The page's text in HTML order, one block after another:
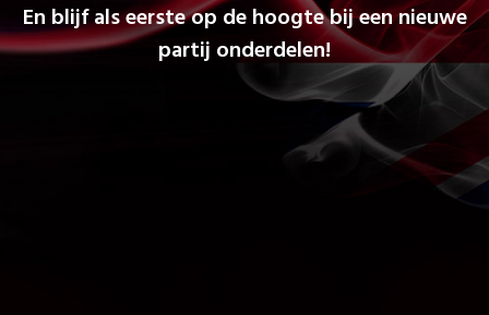
En blijf als eerste op de hoogte bij een nieuwe
partij onderdelen!